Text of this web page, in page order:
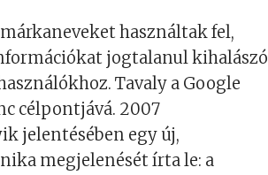
használtak fel,
jogtalanul kihalászó
Tavaly a Google
célpontjává. 2007
jelentésében egy új,
megjelenését írta le: a